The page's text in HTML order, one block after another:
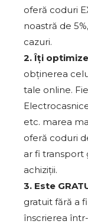
oferă coduri
noastră de
cazuri.
2. Îți
obținerea
tale online.
etc. marea
oferă coduri
ar fi transport
achiziții.
3. Este
gratuit fără a
înscrierea